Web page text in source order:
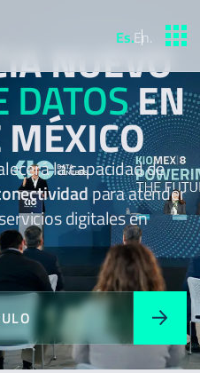
Es.En.
NUEVO
DATOSEN
la capacidad de
para atender
digitales en